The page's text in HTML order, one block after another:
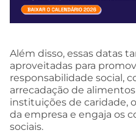
Além disso, essas datas
aproveitadas para
responsabilidade social,
arrecadação de
instituições de caridade,
da empresa e engaja os
sociais.